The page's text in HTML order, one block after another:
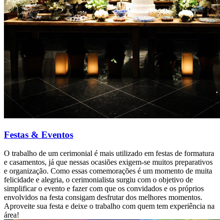
Festas & Eventos
O trabalho de um cerimonial é mais utilizado em festas de formatura
e casamentos, já que nessas ocasiões exigem-se muitos preparativos
e organização. Como essas comemorações é um momento de muita
felicidade e alegria, o cerimonialista surgiu com o objetivo de
simplificar o evento e fazer com que os convidados e os próprios
envolvidos na festa consigam desfrutar dos melhores momentos.
Aproveite sua festa e deixe o trabalho com quem tem experiência na
área!